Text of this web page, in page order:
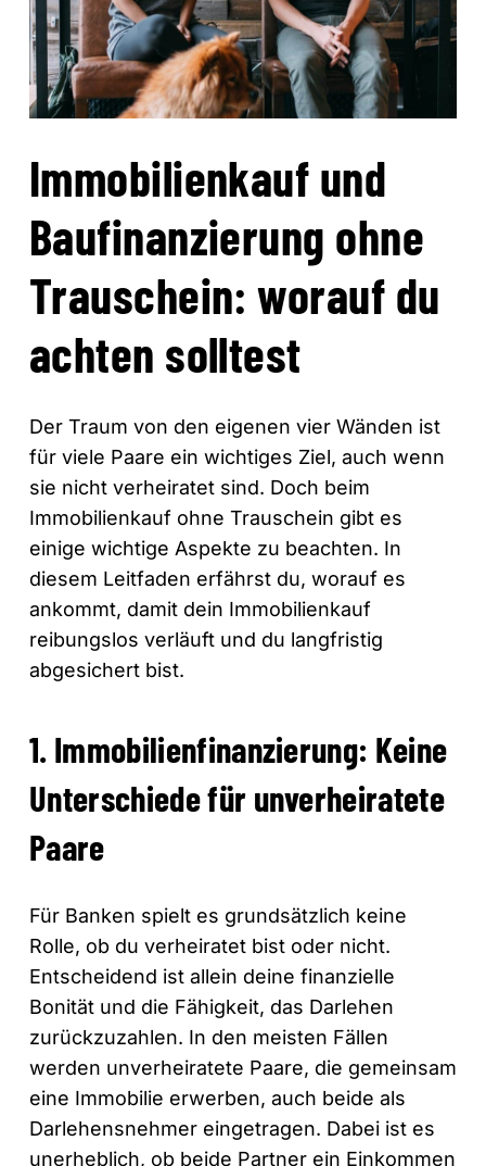
Immobilienkauf und
Baufinanzierung ohne
Trauschein: worauf du
achten solltest
Der Traum von den eigenen vier Wänden ist
für viele Paare ein wichtiges Ziel, auch wenn
sie nicht verheiratet sind. Doch beim
Immobilienkauf ohne Trauschein gibt es
einige wichtige Aspekte zu beachten. In
diesem Leitfaden erfährst du, worauf es
ankommt, damit dein Immobilienkauf
reibungslos verläuft und du langfristig
abgesichert bist.
1. Immobilienfinanzierung: Keine
Unterschiede für unverheiratete
Paare
Für Banken spielt es grundsätzlich keine
Rolle, ob du verheiratet bist oder nicht.
Entscheidend ist allein deine finanzielle
Bonität und die Fähigkeit, das Darlehen
zurückzuzahlen. In den meisten Fällen
werden unverheiratete Paare, die gemeinsam
eine Immobilie erwerben, auch beide als
Darlehensnehmer eingetragen. Dabei ist es
unerheblich, ob beide Partner ein Einkommen